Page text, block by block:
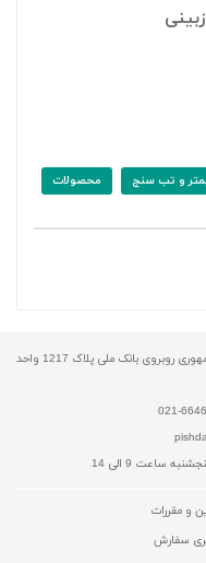
و تب سنج محصولات
دفتر مرکزی : تهران - خیابان ولی عصر - نرسیده به جمهوری روبروی بانک ملی پلاک 1217 واحد
و مقررات
سفارش